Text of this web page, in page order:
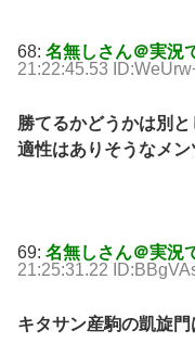
68: 名無しさん＠実況
21:22:45.53
勝てるかどうかは別と
適性はありそうなメン
69: 名無しさん＠実況
21:25:31.22
キタサン産駒の凱旋